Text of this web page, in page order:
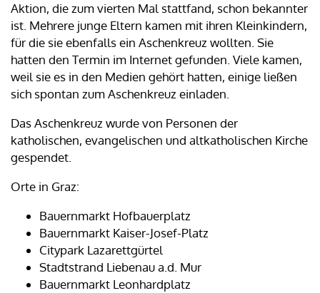
Aktion, die zum vierten Mal stattfand, schon bekannter
ist. Mehrere junge Eltern kamen mit ihren Kleinkindern,
für die sie ebenfalls ein Aschenkreuz wollten. Sie
hatten den Termin im Internet gefunden. Viele kamen,
weil sie es in den Medien gehört hatten, einige ließen
sich spontan zum Aschenkreuz einladen.
Das Aschenkreuz wurde von Personen der
katholischen, evangelischen und altkatholischen Kirche
gespendet.
Orte in Graz:
Bauernmarkt Hofbauerplatz
Bauernmarkt Kaiser-Josef-Platz
Citypark Lazarettgürtel
Stadtstrand Liebenau a.d. Mur
Bauernmarkt Leonhardplatz